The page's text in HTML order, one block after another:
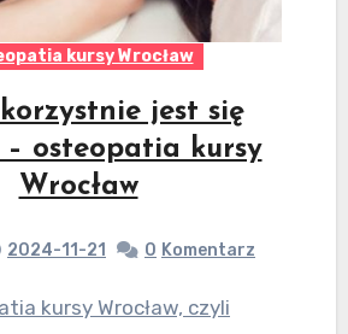
kursy Wrocław
jest się
– osteopatia kursy
Wrocław
2024-11-21 0 Komentarz